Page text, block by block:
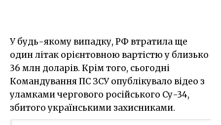
У будь-якому випадку, РФ втратила ще
один літак орієнтовною вартістю у близько
36 млн доларів. Крім того, сьогодні
Командування ПС ЗСУ опублікувало відео з
уламками чергового російського Су-34,
збитого українськими захисниками.